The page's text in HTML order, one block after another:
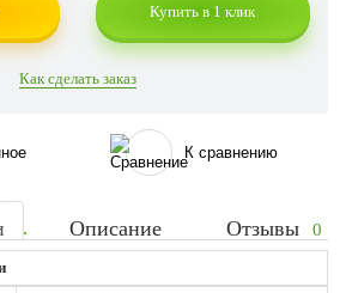
Купить в 1 клик
Как сделать заказ
К сравнению
Описание Отзывы 0